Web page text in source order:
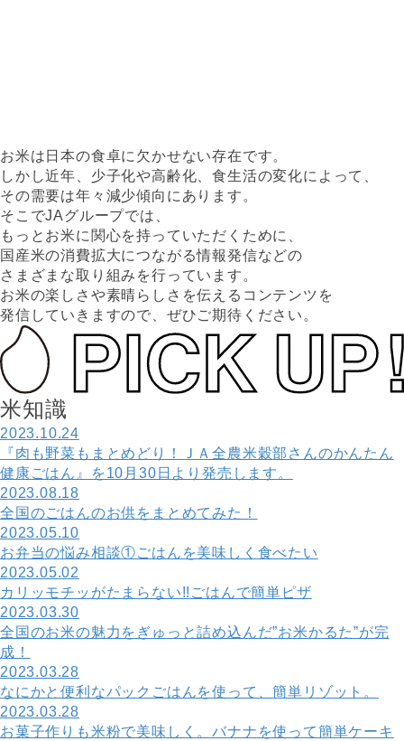
お米は日本の食卓に欠かせない存在です。
しかし近年、少子化や高齢化、食生活の変化によって、
その需要は年々減少傾向にあります。
そこでJAグループでは、
もっとお米に関心を持っていただくために、
国産米の消費拡大につながる情報発信などの
さまざまな取り組みを行っています。
お米の楽しさや素晴らしさを伝えるコンテンツを
発信していきますので、ぜひご期待ください。
米知識
2023.10.24
『肉も野菜もまとめどり！ＪＡ全農米穀部さんのかんたん
健康ごはん』を10月30日より発売します。
2023.08.18
全国のごはんのお供をまとめてみた！
2023.05.10
お弁当の悩み相談①ごはんを美味しく食べたい
2023.05.02
カリッモチッがたまらない!!ごはんで簡単ピザ
2023.03.30
全国のお米の魅力をぎゅっと詰め込んだ”お米かるた”が完
成！
2023.03.28
なにかと便利なパックごはんを使って、簡単リゾット。
2023.03.28
お菓子作りも米粉で美味しく。バナナを使って簡単ケーキ